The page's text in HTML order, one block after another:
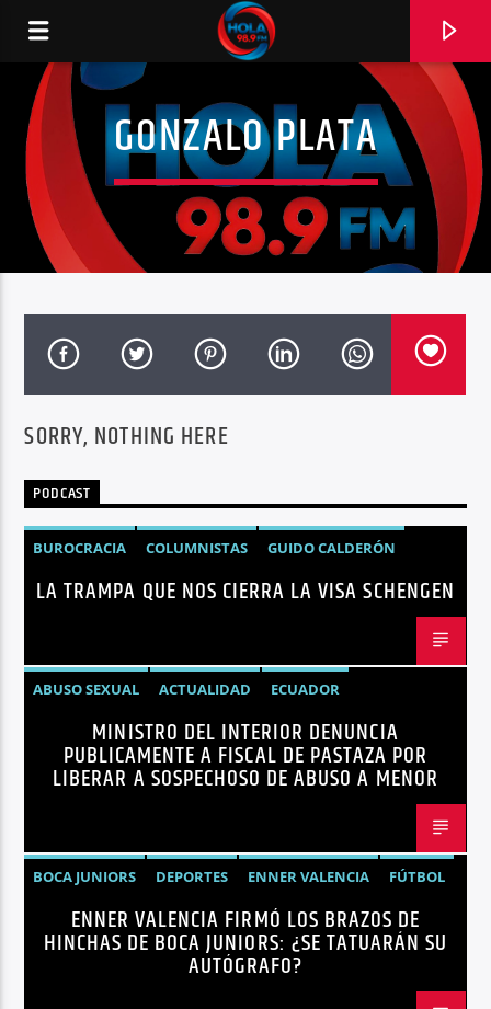
RADIO HOLA
Radio hola
GONZALO PLATA
SORRY, NOTHING HERE
PODCAST
BUROCRACIA COLUMNISTAS
GUIDO CALDERÓN
LIBRE COMERCIO
NOTICIAS
NOTICIAS ECUADOR
LA TRAMPA QUE NOS CIERRA LA VISA SCHENGEN
ABUSO SEXUAL ACTUALIDAD
ECUADOR
JOHN REIMBERG
MINISTRO DEL INTERIOR
NOTICIAS
SEGURIDAD
MINISTRO DEL INTERIOR DENUNCIA
PUBLICAMENTE A FISCAL DE PASTAZA POR
LIBERAR A SOSPECHOSO DE ABUSO A MENOR
BOCA JUNIORS DEPORTES ENNER VALENCIA
FÚTBOL
NOTICIASENNER VALENCIA FIRMÓ LOS BRAZOS DE
HINCHAS DE BOCA JUNIORS: ¿SE TATUARÁN SU
AUTÓGRAFO?